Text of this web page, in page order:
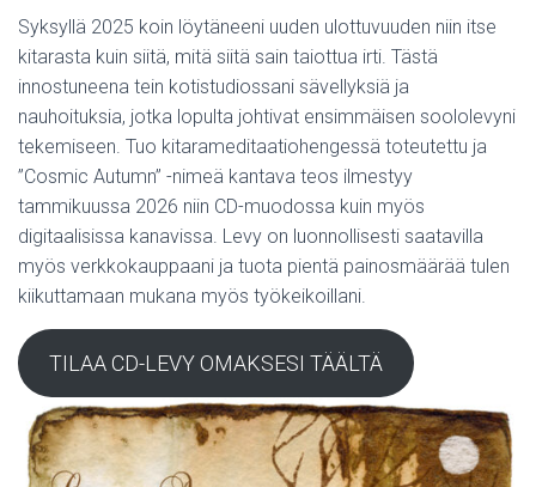
Syksyllä 2025 koin löytäneeni uuden ulottuvuuden niin itse
kitarasta kuin siitä, mitä siitä sain taiottua irti. Tästä
innostuneena tein kotistudiossani sävellyksiä ja
nauhoituksia, jotka lopulta johtivat ensimmäisen soololevyni
tekemiseen. Tuo kitarameditaatiohengessä toteutettu ja
”Cosmic Autumn” -nimeä kantava teos ilmestyy
tammikuussa 2026 niin CD-muodossa kuin myös
digitaalisissa kanavissa. Levy on luonnollisesti saatavilla
myös verkkokauppaani ja tuota pientä painosmäärää tulen
kiikuttamaan mukana myös työkeikoillani.
TILAA CD-LEVY OMAKSESI TÄÄLTÄ